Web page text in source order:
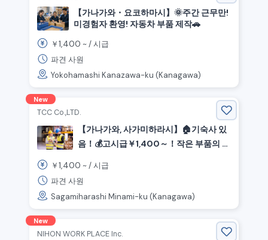
【가나가와・요코하마시】🌞주간 근무만!
미경험자 환영! 자동차 부품 제작🚗
￥1,400 ~ /시급
파견 사원
Yokohamashi Kanazawa-ku (Kanagawa)
New
TCC Co.,LTD.
【가나가와, 사가미하라시】🏠기숙사 있
음！💰고시급￥1,400～！작은 부품의 간
￥1,400 ~ /시급
파견 사원
Sagamiharashi Minami-ku (Kanagawa)
New
NIHON WORK PLACE Inc.